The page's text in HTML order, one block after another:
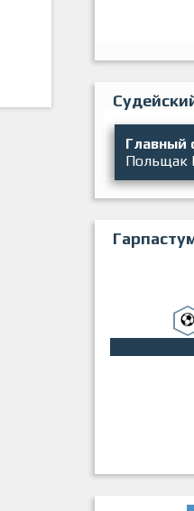
Главный
Польщак